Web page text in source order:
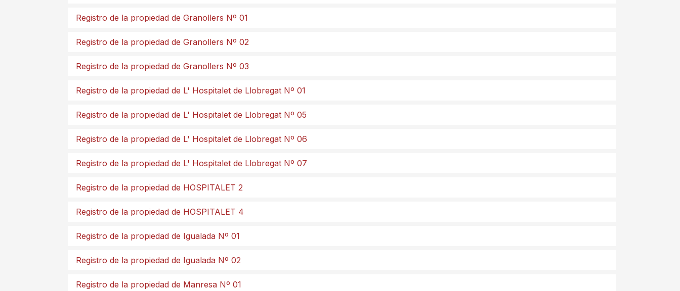
Registro de la propiedad de Granollers Nº 01
Registro de la propiedad de Granollers Nº 02
Registro de la propiedad de Granollers Nº 03
Registro de la propiedad de L' Hospitalet de Llobregat Nº 01
Registro de la propiedad de L' Hospitalet de Llobregat Nº 05
Registro de la propiedad de L' Hospitalet de Llobregat Nº 06
Registro de la propiedad de L' Hospitalet de Llobregat Nº 07
Registro de la propiedad de HOSPITALET 2
Registro de la propiedad de HOSPITALET 4
Registro de la propiedad de Igualada Nº 01
Registro de la propiedad de Igualada Nº 02
Registro de la propiedad de Manresa Nº 01